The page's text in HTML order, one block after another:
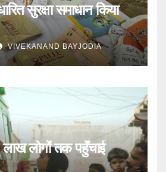
सुरक्षा समाधान किया
VIVEKANAND BAYJODIA
लोगों तक पहुँचाई